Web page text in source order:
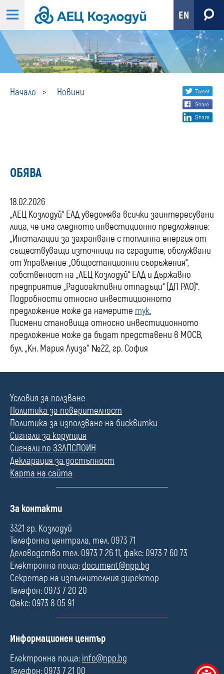
EN
Начало Новини
Share
social
ОБЯВА
18.02.2026
„АЕЦ Козлодуй“ ЕАД уведомява всички заинтересувани
лица, че има следното инвестиционно предложение:
„Инсталации за захранване с топлинна енергия от
съществуващи източници на сградите, обслужвани
от Управление „Общостанционни съоръжения“,
собственост на „АЕЦ Козлодуй“ ЕАД и Държавно
предприятие „Радиоактивни отпадъци“ (ДП РАО)“.
Подробности относно инвестиционното
предложение може да намерите тук.
Писмени становища относно инвестиционното
предложение може да бъдат представени в МОСВ,
бул. „Кн. Мария Луиза“ №22, гр. София
Условия за ползване
Политика за поверителност
Политика за използване на бисквитки
Сигнали за корупция
Сигнали по ЗЗЛПСПОИН
Декларация за достъпност
Карта на сайта
П
л
е
За контакти
3321 гр. Козлодуй
Телефонна централа, тел. 0973 71
Деловодство тел. 0973 7 26 11, факс: 0973 7 60 73
Електронна поща: document@npp.bg
Секретар на изпълнителния директор
Телефон: 0973 7 20 20
Факс: 0973 8 05 91
П
л
е
Информационен център
Електронна поща: info@npp.bg
Телефон: 0973 7 21 00